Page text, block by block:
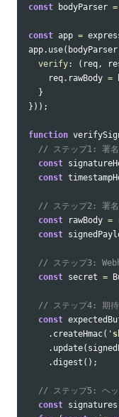
const
bodyParser =
const app =
app. use( bodyParser
verify: ( req,
req. rawBody =
}
}));
function
// ステップ1: 署名
const
const
// ステップ2: 署名
const
rawBody =
const
// ステップ3:
const secret =
// ステップ4: 期待
const
. createHmac( '
. update(
.digest ();
// ステップ5: ヘッ
const signatures